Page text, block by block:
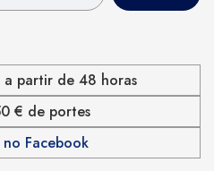
a partir de 48 horas
€ de portes
Facebook